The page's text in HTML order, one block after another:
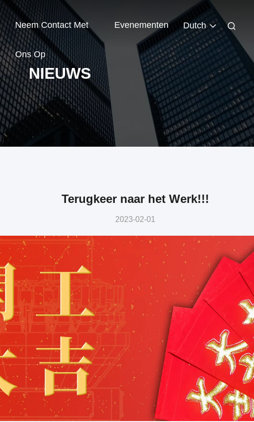
Neem Contact Met
Ons Op
Evenementen Dutch
NIEUWS
Terugkeer naar het Werk!!!
2023-02-01